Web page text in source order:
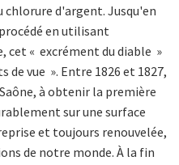
chlorure d'argent. Jusqu'en
en utilisant
cet « excrément du diable »
de vue ». Entre 1826 et 1827,
à obtenir la première
sur une surface
et toujours renouvelée,
de notre monde. À la fin